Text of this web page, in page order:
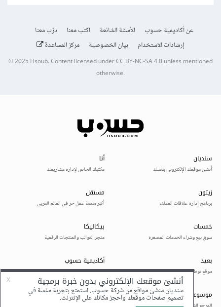
عن أكاديمية حسوب الأسئلة الشائعة اكتب معنا
درّب معنا
إرشادات الاستخدام
بيان الخصوصية مركز المساعدة
© 2025Hsoub.Content licensed underCC BY-NC-SA 4.0unless mentioned
otherwise.